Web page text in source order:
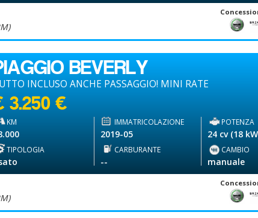
BEVERLY
INCLUSO ANCHE PASSAGGIO! MINI RATE
3.250 €
KM IMMATRICOLAZIONE
2019-05
POTENZA
24 cv (18
TIPOLOGIA CARBURANTE
--
CAMBIO
manuale